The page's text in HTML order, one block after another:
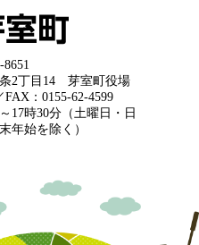
8651
2丁目14 芽室町役場
FAX：0155-62-4599
17時30分（土曜日・日
年始を除く）